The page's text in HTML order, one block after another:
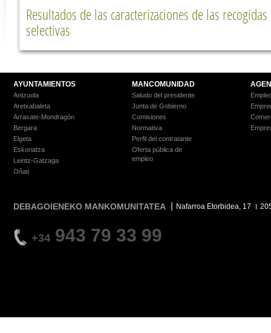
Resultados de las caracterizaciones de las recogidas
selectivas
AYUNTAMIENTOS
Antzuola
Aretxabaleta
Arrasate-Mondragón
Bergara
Elgeta
Eskoriatza
Leintz-Gatzaga
Oñati
MANCOMUNIDAD
Saludo del presidente
Junta de Gobierno
Comisiones
Normativa
Perfil del contratante
Oferta pública de
empleo
DEBAGOIENEKO MANKOMUNITATEA Nafarroa Etorbidea, 17
+34 943 79 33 99